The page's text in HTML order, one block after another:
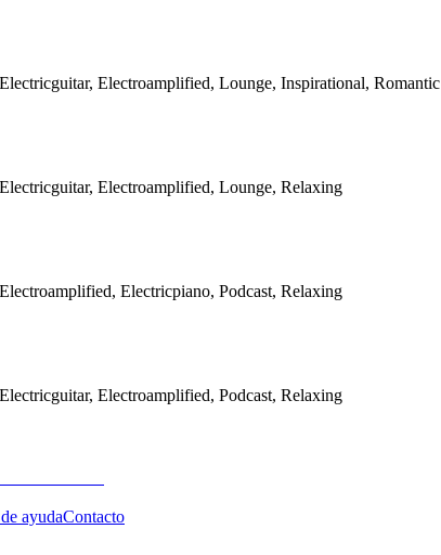
Electroamplified, Lounge, Inspirational, Romantic
Electroamplified, Lounge, Relaxing
Electricpiano, Podcast, Relaxing
Electroamplified, Podcast, Relaxing
ayudaContacto